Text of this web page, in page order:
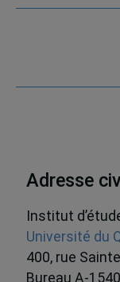
Adresse
Institut
Université du
400, rue
Bureau A-